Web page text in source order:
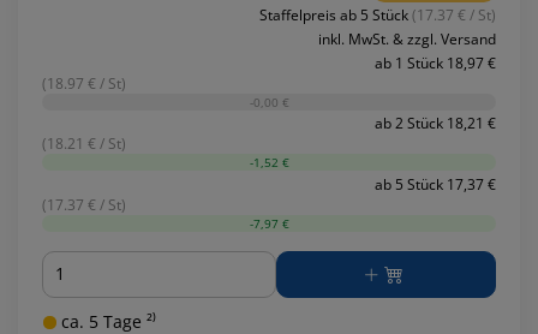
Staffelpreis ab 5 Stück(17.37 € / St)
inkl. MwSt. & zzgl. Versand
ab 1 Stück 18,97 €
(18.97 € / St)
-0,00 €
ab 2 Stück 18,21 €
(18.21 € / St)
-1,52 €
ab 5 Stück 17,37 €
(17.37 € / St)
-7,97 €
Menge
ca. 5 Tage ²⁾